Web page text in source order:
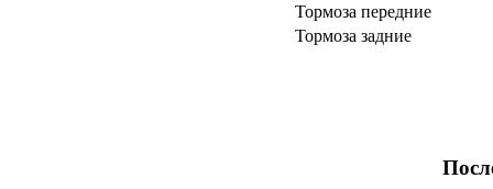
Тормоза передние
Тормоза задние